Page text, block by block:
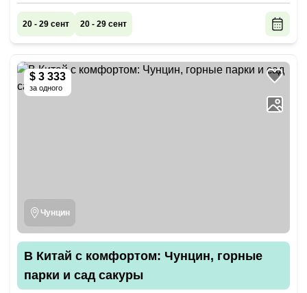
20 - 29 сент 20 - 29 сент
$ 3 333
за одного
Чунцин
В Китай с комфортом: Чунцин, горные
парки и сад сакуры